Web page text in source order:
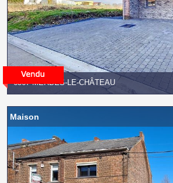
6567 MERBES-LE-CHÂTEAU
Maison